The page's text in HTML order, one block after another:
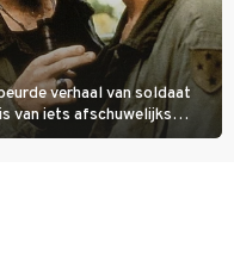
verhaal van soldaat
van iets afschuwelijks
de school te klappen.